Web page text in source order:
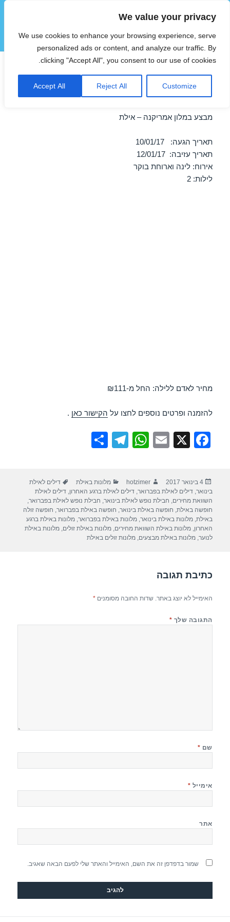
We value your privacy
We use cookies to enhance your browsing experience, serve
personalized ads or content, and analyze our traffic. By
clicking "Accept All", you consent to our use of cookies.
Customize
Reject All
Accept All
הוטצימר
תפריטים
ווידג'טים
חופשה במלון אמריקנה – אילת
10/01/2017
מבצע במלון אמריקנה – אילת
תאריך הגעה: 10/01/17
תאריך עזיבה: 12/01/17
אירוח: לינה וארוחת בוקר
לילות: 2
מחיר לאדם ללילה: החל מ-₪111
להזמנה ופרטים נוספים לחצו על הקישור כאן .
F
e
b
o
o
X
E
W
s
A
p
p
T
gr
a
m
e
פורסם
בתאריך
4 בינואר 2017 מחבר
hotzimer קטגוריות
מלונות באילת תגיות
דילים לאילת
בינואר,דילים לאילת בפברואר,דילים לאילת ברגע האחרון,דילים לאילת
השוואת מחירים, חבילת נופש לאילת בינואר, חבילת נופש לאילת בפברואר,
חופשה באילת, חופשה באילת בינואר, חופשה באילת בפברואר, חופשה זולה
באילת,מלונות באילת בינואר,מלונות באילת בפברואר,מלונות באילת ברגע
האחרון,מלונות באילת השוואת מחירים,מלונות באילת זולים,מלונות באילת
לנוער,מלונות באילת מבצעים,מלונות זולים באילת
כתיבת תגובה
האימייל לא יוצג באתר. שדות החובה מסומנים*
התגובה שלך *
שם *
אימייל *
אתר
שמור בדפדפן זה את השם, האימייל והאתר שלי לפעם הבאה שאגיב.